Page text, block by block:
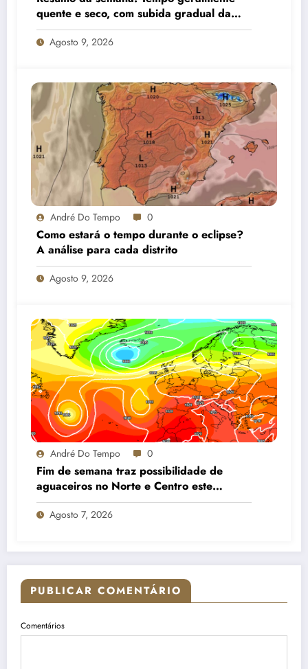
quente e seco, com subida gradual da
temperatura em especial no interior
Agosto 9, 2026
André Do Tempo 0
Como estará o tempo durante o eclipse?
A análise para cada distrito
Agosto 9, 2026
André Do Tempo 0
Fim de semana traz possibilidade de
aguaceiros no Norte e Centro este
sábado e gradual descida das
temperaturas no domingo
Agosto 7, 2026
PUBLICAR COMENTÁRIO
Comentários